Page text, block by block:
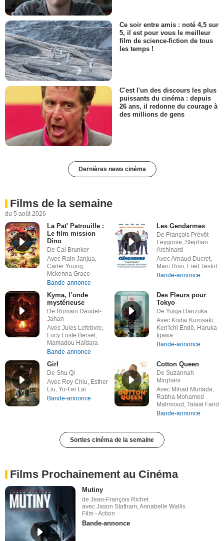
Ce soir entre amis : noté 4,5 sur
5, il est pour vous le meilleur
film de science-fiction de tous
les temps !
C'est l'un des discours les plus
puissants du cinéma : depuis
26 ans, il redonne du courage à
des millions de gens
Dernières news cinéma
Films de la semaine
du 5 août 2026
La Pat' Patrouille :
Le film mission
Dino
De Cal Brunker
Avec Rain Janjua,
Carter Young,
Mckenna Grace
Bande-annonce
Les Gendarmes
De François Prévôt-
Leygonie, Stephan
Archinard
Avec Arnaud Ducret,
Marc Riso, Fred Testot
Bande-annonce
Kyma, l’onde
mystérieuse
De Romain Daudet-
Jahan
Avec Jules Lefebvre,
Lucy Loste Berset,
Mamadou Haïdara
Bande-annonce
Des Fleurs pour
Tokyo
De Yuiga Danzuka
Avec Kodai Kurosaki,
Ken'ichi Endô, Haruka
Igawa
Bande-annonce
Girl
De Shu Qi
Avec Roy Chiu, Esther
Liu, Yu-Fei Lai
Bande-annonce
Cotton Queen
De Suzannah
Mirghani
Avec Mihad Murtada,
Rabha Mohamed
Mahmoud, Talaat Farid
Bande-annonce
Sorties cinéma de la semaine
Films Prochainement au Cinéma
Mutiny
de Jean-François Richet
avec Jason Statham, Annabelle Wallis
Film - Action
Bande-annonce